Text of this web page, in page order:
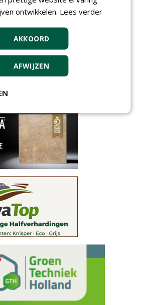
ontwikkelen. Lees verder
AKKOORD
AFWIJZEN